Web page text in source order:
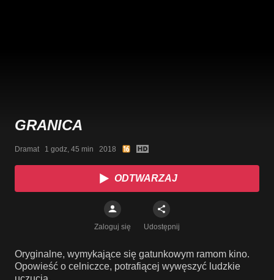
GRANICA
Dramat   1 godz, 45 min   2018
ODTWARZAJ
Zaloguj się Udostępnij
Oryginalne, wymykające się gatunkowym ramom kino.
Opowieść o celniczce, potrafiącej wywęszyć ludzkie